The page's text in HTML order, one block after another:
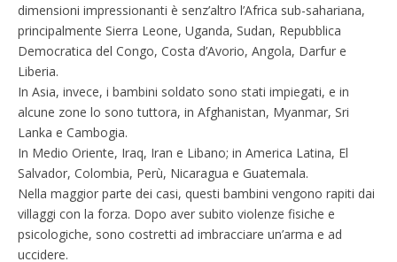
dimensioni impressionanti è senz’altro l’Africa sub-sahariana,
principalmente Sierra Leone, Uganda, Sudan, Repubblica
Democratica del Congo, Costa d’Avorio, Angola, Darfur e
Liberia.
In Asia, invece, i bambini soldato sono stati impiegati, e in
alcune zone lo sono tuttora, in Afghanistan, Myanmar, Sri
Lanka e Cambogia.
In Medio Oriente, Iraq, Iran e Libano; in America Latina, El
Salvador, Colombia, Perù, Nicaragua e Guatemala.
Nella maggior parte dei casi, questi bambini vengono rapiti dai
villaggi con la forza. Dopo aver subito violenze fisiche e
psicologiche, sono costretti ad imbracciare un’arma e ad
uccidere.